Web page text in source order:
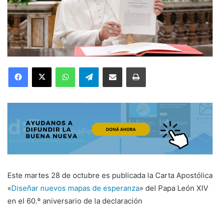
Telegram
Este martes 28 de octubre es publicada la Carta Apostólica
«Diseñar nuevos mapas de esperanza» del Papa León XIV
en el 60.º aniversario de la declaración